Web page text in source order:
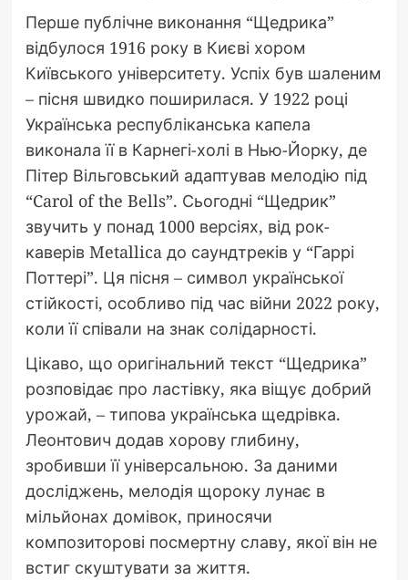
Перше публічне виконання “Щедрика”
відбулося 1916 року в Києві хором
Київського університету. Успіх був шаленим
– пісня швидко поширилася. У 1922 році
Українська республіканська капела
виконала її в Карнегі-холі в Нью-Йорку, де
Пітер Вільговський адаптував мелодію під
“Carol of the Bells”. Сьогодні “Щедрик”
звучить у понад 1000 версіях, від рок-
каверів Metallica до саундтреків у “Гаррі
Поттері”. Ця пісня – символ української
стійкості, особливо під час війни 2022 року,
коли її співали на знак солідарності.
Цікаво, що оригінальний текст “Щедрика”
розповідає про ластівку, яка віщує добрий
урожай, – типова українська щедрівка.
Леонтович додав хорову глибину,
зробивши її універсальною. За даними
досліджень, мелодія щороку лунає в
мільйонах домівок, приносячи
композиторові посмертну славу, якої він не
встиг скуштувати за життя.